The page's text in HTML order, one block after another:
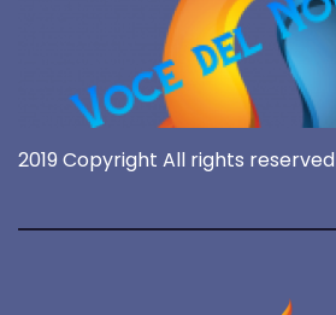
2019 Copyright All rights reserved